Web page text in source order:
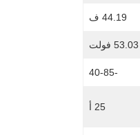
44.19 ف
53.03 فولت
-40-85
25 أ